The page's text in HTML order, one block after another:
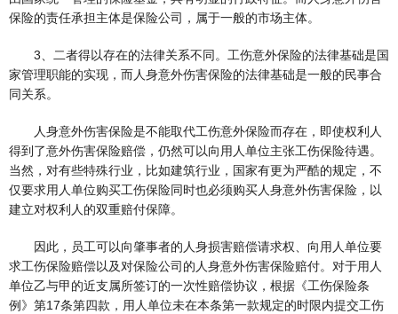
保险的责任承担主体是保险公司，属于一般的市场主体。
3、二者得以存在的法律关系不同。工伤意外保险的法律基础是国
家管理职能的实现，而人身意外伤害保险的法律基础是一般的民事合
同关系。
人身意外伤害保险是不能取代工伤意外保险而存在，即使权利人
得到了意外伤害保险赔偿，仍然可以向用人单位主张工伤保险待遇。
当然，对有些特殊行业，比如建筑行业，国家有更为严酷的规定，不
仅要求用人单位购买工伤保险同时也必须购买人身意外伤害保险，以
建立对权利人的双重赔付保障。
因此，员工可以向肇事者的人身损害赔偿请求权、向用人单位要
求工伤保险赔偿以及对保险公司的人身意外伤害保险赔付。对于用人
单位乙与甲的近支属所签订的一次性赔偿协议，根据《工伤保险条
例》第17条第四款，用人单位未在本条第一款规定的时限内提交工伤